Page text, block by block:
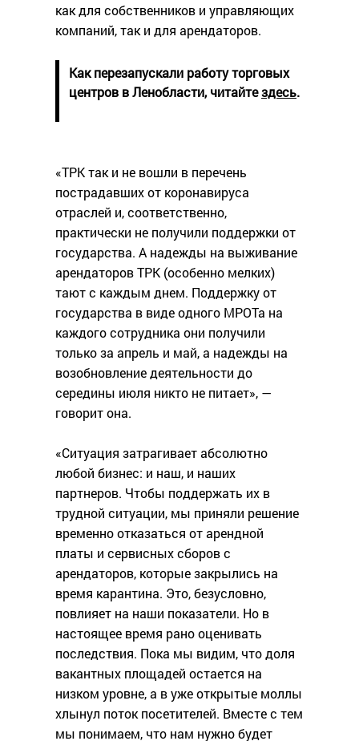
как для собственников и управляющих
компаний, так и для арендаторов.
Как перезапускали работу торговых
центров в Ленобласти, читайтездесь.
«ТРК так и не вошли в перечень
пострадавших от коронавируса
отраслей и, соответственно,
практически не получили поддержки от
государства. А надежды на выживание
арендаторов ТРК (особенно мелких)
тают с каждым днем. Поддержку от
государства в виде одного МРОТа на
каждого сотрудника они получили
только за апрель и май, а надежды на
возобновление деятельности до
середины июля никто не питает», —
говорит она.
«Ситуация затрагивает абсолютно
любой бизнес: и наш, и наших
партнеров. Чтобы поддержать их в
трудной ситуации, мы приняли решение
временно отказаться от арендной
платы и сервисных сборов с
арендаторов, которые закрылись на
время карантина. Это, безусловно,
повлияет на наши показатели. Но в
настоящее время рано оценивать
последствия. Пока мы видим, что доля
вакантных площадей остается на
низком уровне, а в уже открытые моллы
хлынул поток посетителей. Вместе с тем
мы понимаем, что нам нужно будет